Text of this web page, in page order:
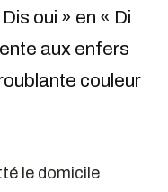
oui » en « Di
aux enfers
couleur
le domicile